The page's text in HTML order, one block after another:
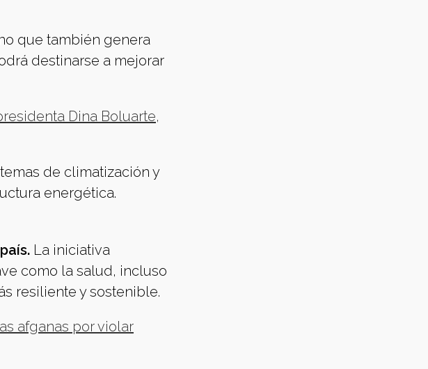
que también genera
destinarse a mejorar
Dina Boluarte,
de climatización y
energética.
La iniciativa
como la salud, incluso
resiliente y sostenible.
afganas por violar